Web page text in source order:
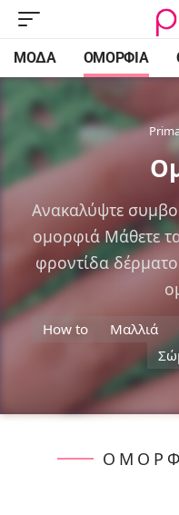
ΜΌΔΑ ΟΜΟΡΦΙΆ
Ανακαλύψτε
ομορφιά Μάθετε
φροντίδα
How to Μαλλιά